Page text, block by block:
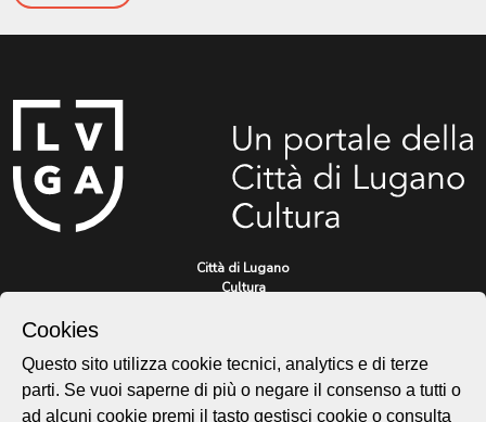
Città di Lugano
Cultura
Piazza Carlo Cattaneo 1
6976 Castagnola
Cookies
Questo sito utilizza cookie tecnici, analytics e di terze
parti. Se vuoi saperne di più o negare il consenso a tutti o
ad alcuni cookie premi il tasto gestisci cookie o consulta